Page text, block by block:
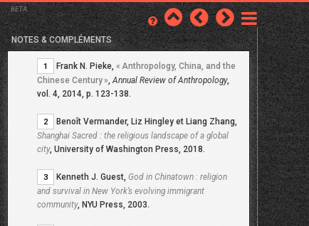
BETA
NOTES & COMPLÉMENTS
1 Frank N. Pieke, « Anthropology, China, and the
Chinese Century »,Annual Review of Anthropology,
vol. 4, 2014, p. 123-138.
2
Benoît Vermander, Liz Hingley et Liang Zhang,
Shanghai Sacred : the religious landscape of a global
city, University of Washington Press, 2018.
3 Kenneth J. Guest, God in Chinatown : religion
and survival in New York’s evolving immigrant
community, NYU Press, 2003.